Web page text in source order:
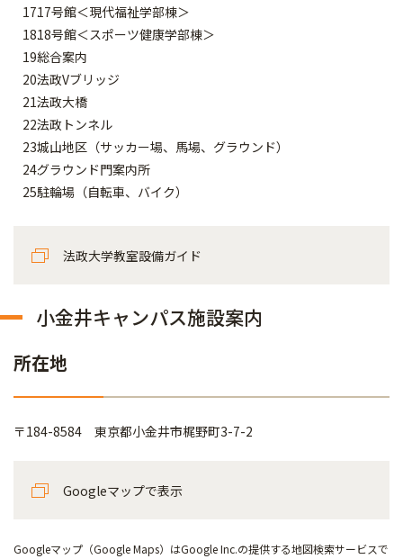
17号館＜現代福祉学部棟＞
18号館＜スポーツ健康学部棟＞
総合案内
法政Vブリッジ
法政大橋
法政トンネル
城山地区（サッカー場、馬場、グラウンド）
グラウンド門案内所
駐輪場（自転車、バイク）
法政大学教室設備ガイド
小金井キャンパス施設案内
所在地
〒184-8584 東京都小金井市梶野町3-7-2
Googleマップで表示
Googleマップ（Google Maps）はGoogle Inc.の提供する地図検索サービスで